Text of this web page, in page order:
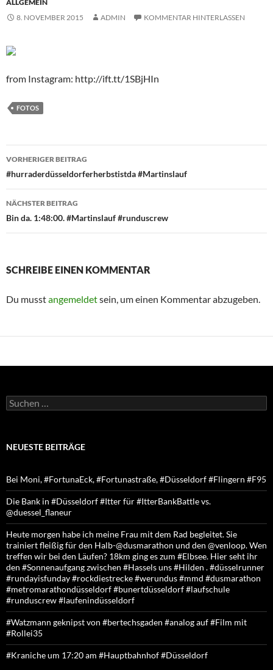
ALLGEMEIN
8. NOVEMBER 2015
ADMIN KOMMENTAR HINTERLASSEN
from Instagram: http://ift.tt/1SBjHIn
FOTOS
Beitragsnavigation
VORHERIGER BEITRAG
#hurraderdüsseldorferherbstistda #Martinslauf
NÄCHSTER BEITRAG
Bin da. 1:48:00. #Martinslauf #runduscrew
SCHREIBE EINEN KOMMENTAR
Du musstangemeldetsein, um einen Kommentar abzugeben.
Suchen
nach:
NEUESTE BEITRÄGE
Bei Moni, #FortunaEck, #Fortunastraße, #Düsseldorf #Flingern #F95
Die Bank in #Düsseldorf #Itter für #ItterBankBattle vs.
@duessel_flaneur
Heute morgen habe ich meine Frau mit dem Rad begleitet. Sie
trainiert fleißig für den Halb-@dusmarathon und den @venloop. Wen
treffen wir bei den Läufen? 18km ging es zum #Elbsee. Hier seht ihr
den #Sonnenaufgang zwischen #Hassels uns #Hilden . #düsselrunner
#rundayisfunday #rockdiestrecke #werundus #mmd #dusmarathon
#metromarathondüsseldorf #bunertdüsseldorf #laufschule
#runduscrew #laufenindüsseldorf
#Watzmann geknipst von #bertechsgaden #analog auf #Film mit
#Rollei35
#Kraniche um 17:20 am #Hauptbahnhof #Düsseldorf